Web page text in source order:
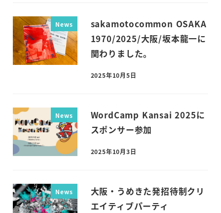
News
sakamotocommon OSAKA
1970/2025/大阪/坂本龍一に
関わりました。
投稿日
2025年10月5日
News
WordCamp Kansai 2025に
スポンサー参加
投稿日
2025年10月3日
News
大阪・うめきた発招待制クリ
エイティブパーティ